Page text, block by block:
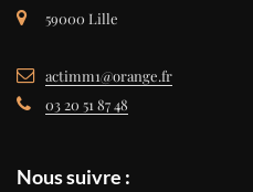
59000 Lille
actimm1@orange.fr
03 20 51 87 48
Nous suivre :